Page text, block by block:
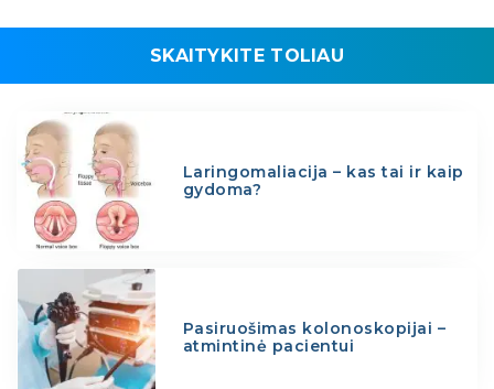
SKAITYKITE TOLIAU
Laringomaliacija – kas tai ir kaip
gydoma?
Pasiruošimas kolonoskopijai –
atmintinė pacientui